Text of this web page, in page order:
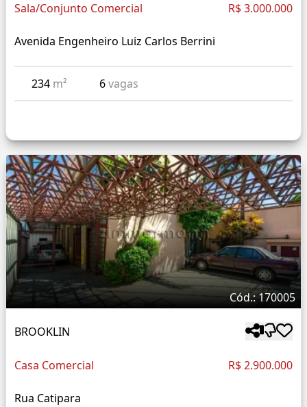
Sala/Conjunto Comercial R$ 3.000.000
Avenida Engenheiro Luiz Carlos Berrini
234 m² 6vagas
Cód.: 170005
BROOKLIN
Casa Comercial R$ 2.900.000
Rua Catipara